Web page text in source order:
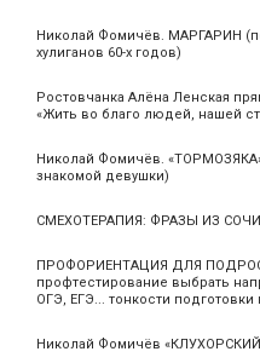
Николай Фомичёв. МАРГАРИН
хулиганов 60-х годов)
Ростовчанка Алёна Ленская
«Жить во благо людей, нашей
Николай Фомичёв.
знакомой девушки)
СМЕХОТЕРАПИЯ: ФРАЗЫ ИЗ
ПРОФОРИЕНТАЦИЯ ДЛЯ
профтестирование выбрать
ОГЭ, ЕГЭ... тонкости
Николай Фомичёв